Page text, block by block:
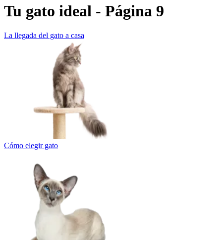
Tu gato ideal - Página 9
La llegada del gato a casa
Cómo elegir gato